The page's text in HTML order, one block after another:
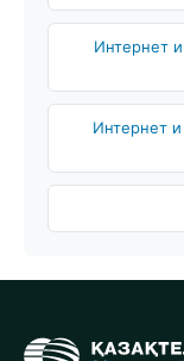
Интернет
Интернет